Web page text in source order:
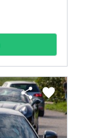
share favorite